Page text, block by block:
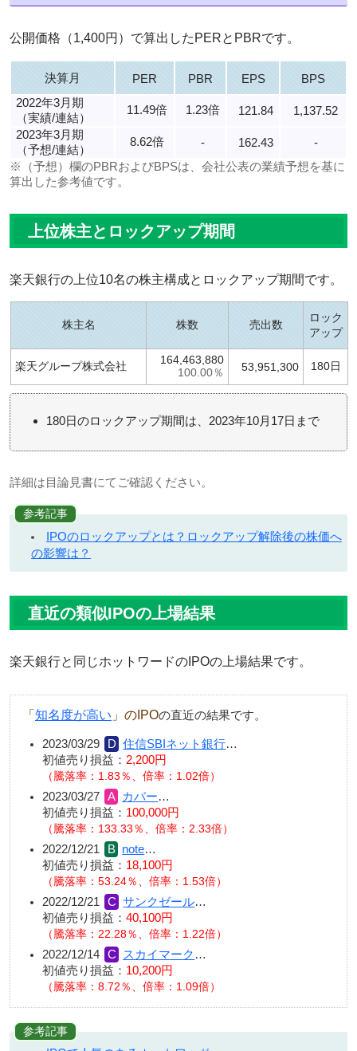
公開価格（1,400円）で算出したPERとPBRです。
決算月 PER PBR EPS
BPS
2022年3月期
（実績/連結）
11.49倍 1.23倍 121.84
1,137.52
2023年3月期
（予想/連結）
8.62倍 - 162.43
-
※（予想）欄のPBRおよびBPSは、会社公表の業績予想を基に
算出した参考値です。
上位株主とロックアップ期間
楽天銀行の上位10名の株主構成とロックアップ期間です。
株主名 株数 売出数
ロック
アップ
楽天グループ株式会社 164,463,880
100.00％ 53,951,300 180日
180日のロックアップ期間は、2023年10月17日まで
詳細は目論見書にてご確認ください。
参考記事
IPOのロックアップとは？ロックアップ解除後の株価へ
の影響は？
直近の類似IPOの上場結果
楽天銀行と同じホットワードのIPOの上場結果です。
「 知名度が高い 」のIPOの直近の結果です。
2023/03/29 住信SBIネット銀行…
初値売り損益： 2,200円
（騰落率：1.83％、倍率：1.02倍）
2023/03/27 カバー…
初値売り損益： 100,000円
（騰落率：133.33％、倍率：2.33倍）
2022/12/21 note…
初値売り損益： 18,100円
（騰落率：53.24％、倍率：1.53倍）
2022/12/21 サンクゼール…
初値売り損益： 40,100円
（騰落率：22.28％、倍率：1.22倍）
2022/12/14 スカイマーク …
初値売り損益： 10,200円
（騰落率：8.72％、倍率：1.09倍）
参考記事